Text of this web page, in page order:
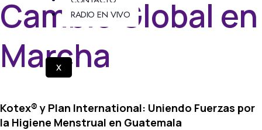
RADIO EN VIVO
X
Cambio Global en
Marcha
Kotex® y Plan International: Uniendo Fuerzas por
la Higiene Menstrual en Guatemala